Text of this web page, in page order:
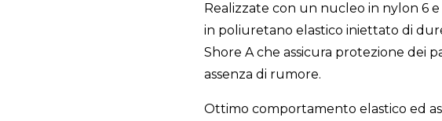
Realizzate con un nucleo in nylon 6
in poliuretano elastico iniettato di
Shore A che assicura protezione dei
assenza di rumore.
Ottimo comportamento elastico ed